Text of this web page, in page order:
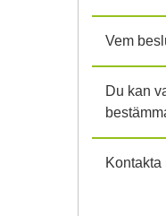
Vem
Du kan